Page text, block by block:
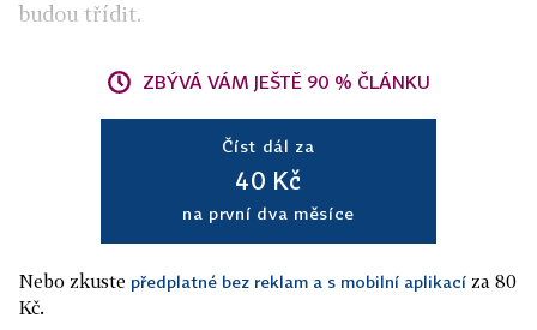
budou třídit.
ZBÝVÁ VÁM JEŠTĚ 90 % ČLÁNKU
Číst dál za
40 Kč
na první dva měsíce
Nebo zkuste předplatné bez reklam a s mobilní aplikací za 80
Kč.